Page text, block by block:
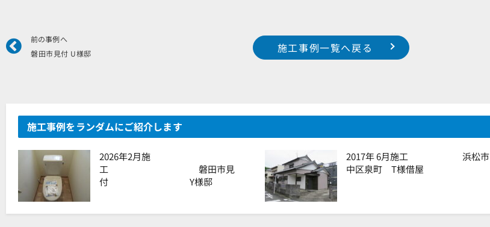
Prev
前の事例へ
磐田市見付 U様邸
施工事例一覧へ戻る
施工事例をランダムにご紹介します
2026年2月施
工 磐田市見
付 Y様邸
2017年 6月施工 浜松市
中区泉町 T様借屋